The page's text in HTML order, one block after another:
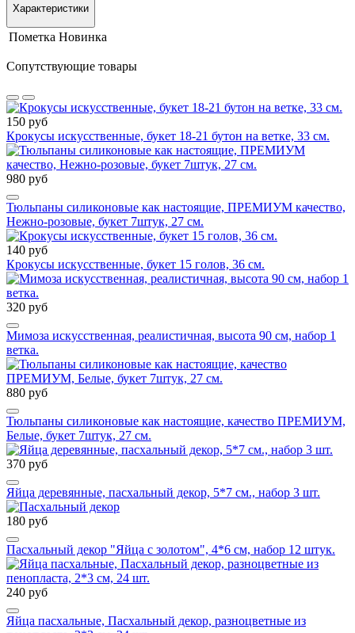
Характеристики
Пометка Новинка
Сопутствующие товары
150 руб
Крокусы искусственные, букет 18-21 бутон на ветке, 33 см.
980 руб
Тюльпаны силиконовые как настоящие, ПРЕМИУМ качество,
Нежно-розовые, букет 7штук, 27 см.
140 руб
Крокусы искусственные, букет 15 голов, 36 см.
320 руб
Мимоза искусственная, реалистичная, высота 90 см, набор 1
ветка.
880 руб
Тюльпаны силиконовые как настоящие, качество ПРЕМИУМ,
Белые, букет 7штук, 27 см.
370 руб
Яйца деревянные, пасхальный декор, 5*7 см., набор 3 шт.
180 руб
Пасхальный декор "Яйца с золотом", 4*6 см, набор 12 штук.
240 руб
Яйца пасхальные, Пасхальный декор, разноцветные из